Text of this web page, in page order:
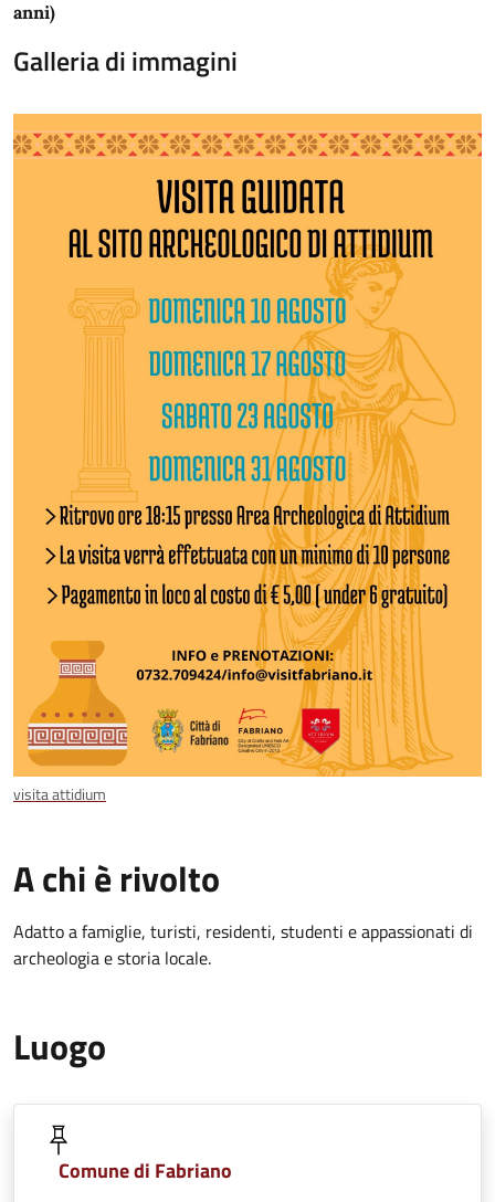
anni)
Galleria di immagini
visita attidium
A chi è rivolto
Adatto a famiglie, turisti, residenti, studenti e appassionati di
archeologia e storia locale.
Luogo
Comune di Fabriano